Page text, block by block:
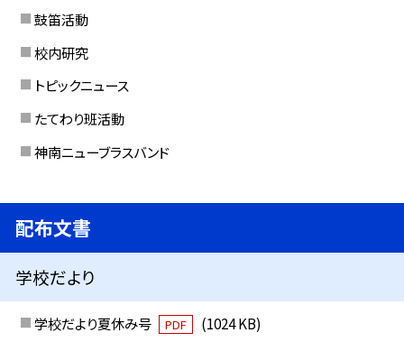
鼓笛活動
校内研究
トピックニュース
たてわり班活動
神南ニューブラスバンド
配布文書
学校だより
学校だより夏休み号 PDF
(1024 KB)